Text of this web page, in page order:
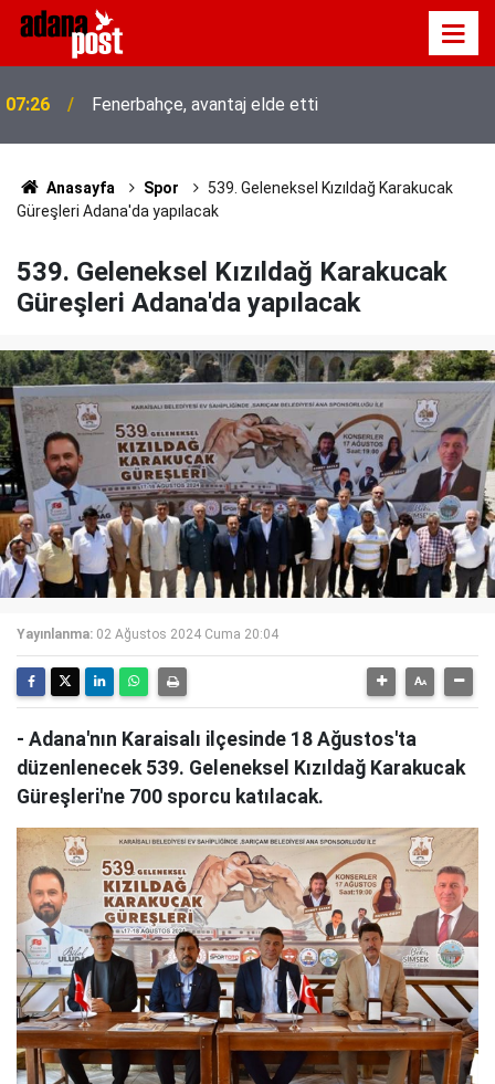
07:26 Fenerbahçe, avantaj elde etti
Anasayfa Spor
539. Geleneksel Kızıldağ Karakucak
Güreşleri Adana'da yapılacak
539. Geleneksel Kızıldağ Karakucak
Güreşleri Adana'da yapılacak
Yayınlanma: 02 Ağustos 2024 Cuma 20:04
- Adana'nın Karaisalı ilçesinde 18 Ağustos'ta
düzenlenecek 539. Geleneksel Kızıldağ Karakucak
Güreşleri'ne 700 sporcu katılacak.